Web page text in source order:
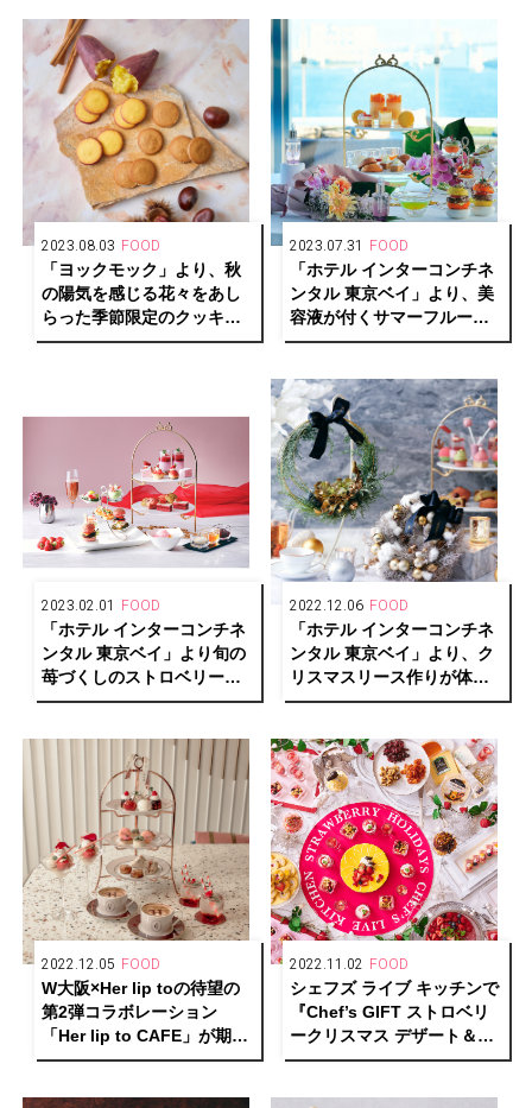
2023.08.03 FOOD
「ヨックモック」より、秋
の陽気を感じる花々をあし
らった季節限定のクッキー
缶が発売
2023.07.31 FOOD
「ホテル インターコンチネ
ンタル 東京ベイ」より、美
容液が付くサマーフルーツ
と胡蝶蘭を楽しむアフタヌ
2023.02.01 FOOD
「ホテル インターコンチネ
ンタル 東京ベイ」より旬の
苺づくしのストロベリーア
フタヌーンティーを開催
2022.12.06 FOOD
「ホテル インターコンチネ
ンタル 東京ベイ」より、ク
リスマスリース作りが体験
できるワークショップ付き
催！
2022.12.05 FOOD
W大阪×Her lip toの待望の
第2弾コラボレーション
「Her lip to CAFE」が期間
限定で開催中！
2022.11.02 FOOD
シェフズ ライブ キッチンで
『Chef’s GIFT ストロベリ
ークリスマス デザート＆ラ
イトミールブッフェ』開催